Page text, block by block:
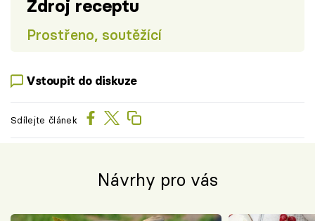
Zdroj receptu
Prostřeno, soutěžící
Vstoupit do diskuze
Sdílejte článek
Návrhy pro vás